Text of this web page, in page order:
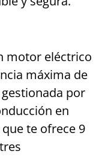
motor eléctrico
máxima de
gestionada por
en
te ofrece 9